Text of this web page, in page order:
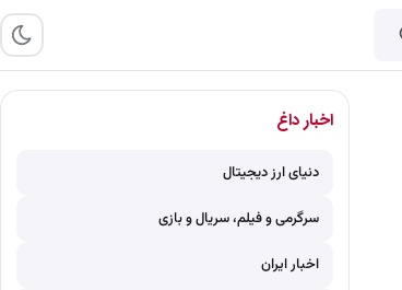
اخبار داغ
دنیای ارز دیجیتال
سرگرمی و فیلم، سریال و بازی
اخبار ایران